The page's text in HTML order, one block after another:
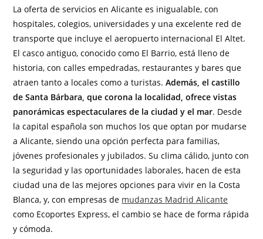
La oferta de servicios en Alicante es inigualable, con
hospitales, colegios, universidades y una excelente red de
transporte que incluye el aeropuerto internacional El Altet.
El casco antiguo, conocido como El Barrio, está lleno de
historia, con calles empedradas, restaurantes y bares que
atraen tanto a locales como a turistas.Además, el castillo
de Santa Bárbara, que corona la localidad, ofrece vistas
panorámicas espectaculares de la ciudad y el mar. Desde
la capital española son muchos los que optan por mudarse
a Alicante, siendo una opción perfecta para familias,
jóvenes profesionales y jubilados. Su clima cálido, junto con
la seguridad y las oportunidades laborales, hacen de esta
ciudad una de las mejores opciones para vivir en la Costa
Blanca, y, con empresas de mudanzas Madrid Alicante
como Ecoportes Express, el cambio se hace de forma rápida
y cómoda.